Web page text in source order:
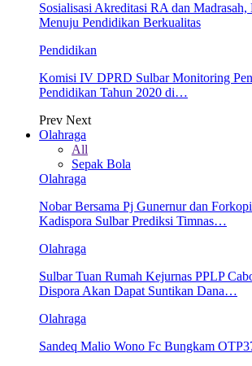
Sosialisasi Akreditasi RA dan
Menuju Pendidikan Berkualitas
Pendidikan
Komisi IV DPRD Sulbar Monitoring
Pendidikan Tahun 2020 di…
Prev Next
Olahraga
All
Sepak Bola
Olahraga
Nobar Bersama Pj Gunernur dan
Kadispora Sulbar Prediksi Timnas…
Olahraga
Sulbar Tuan Rumah Kejurnas PPLP
Dispora Akan Dapat Suntikan Dana…
Olahraga
Sandeq Malio Wono Fc Bungkam